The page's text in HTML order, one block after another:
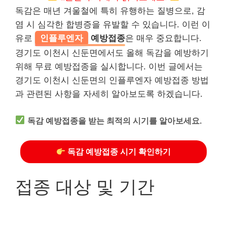
독감은 매년 겨울철에 특히 유행하는 질병으로, 감
염 시 심각한 합병증을 유발할 수 있습니다. 이런 이
유로
인플루엔자 예방접종은 매우 중요합니다.
경기도 이천시 신둔면에서도 올해 독감을 예방하기
위해 무료 예방접종을 실시합니다. 이번 글에서는
경기도 이천시 신둔면의 인플루엔자 예방접종 방법
과 관련된 사항을 자세히 알아보도록 하겠습니다.
독감 예방접종을 받는 최적의 시기를 알아보세요.
독감 예방접종 시기 확인하기
접종 대상 및 기간